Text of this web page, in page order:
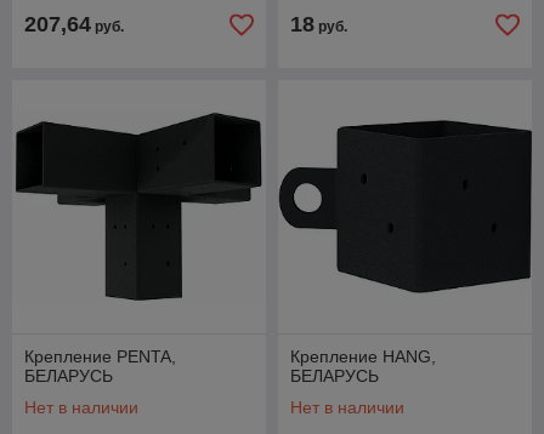
207,64 руб. 18 руб.
Крепление PENTA,
БЕЛАРУСЬ
Нет в наличии
Крепление HANG,
БЕЛАРУСЬ
Нет в наличии